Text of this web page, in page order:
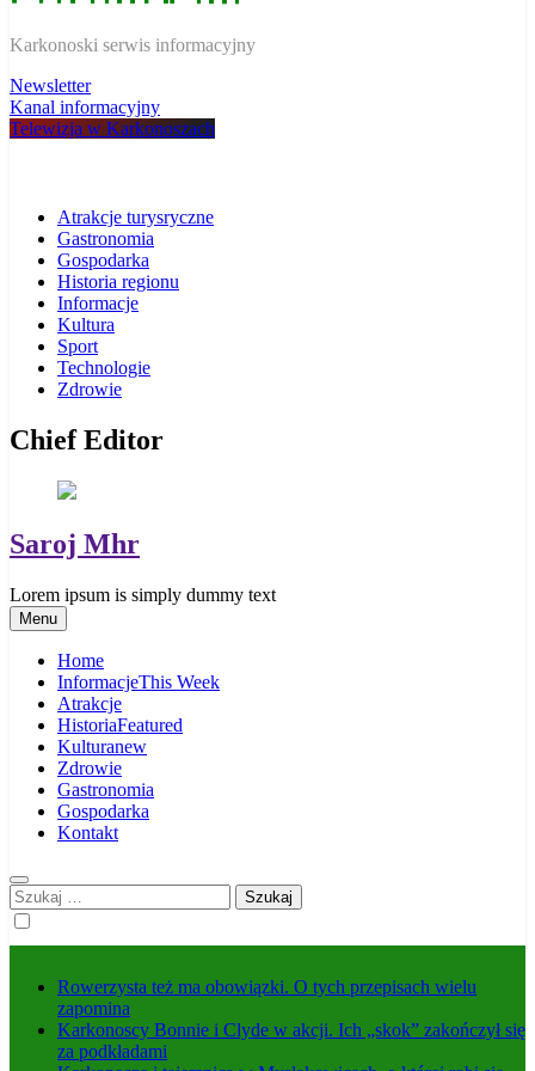
W Karkonoszach
Karkonoski serwis informacyjny
Newsletter
Kanal informacyjny
Telewizja w Karkonoszach
Atrakcje turysryczne
Gastronomia
Gospodarka
Historia regionu
Informacje
Kultura
Sport
Technologie
Zdrowie
Chief Editor
Saroj Mhr
Lorem ipsum is simply dummy text
Menu
Home
InformacjeThis Week
Atrakcje
HistoriaFeatured
Kulturanew
Zdrowie
Gastronomia
Gospodarka
Kontakt
Szukaj:
Rowerzysta też ma obowiązki. O tych przepisach wielu
zapomina
Karkonoscy Bonnie i Clyde w akcji. Ich „skok” zakończył się
za podkładami